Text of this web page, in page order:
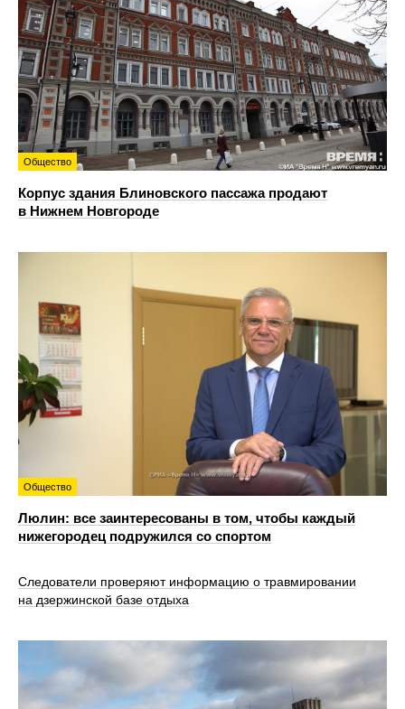
Общество
Корпус здания Блиновского пассажа продают
в Нижнем Новгороде
Общество
Люлин: все заинтересованы в том, чтобы каждый
нижегородец подружился со спортом
Следователи проверяют информацию о травмировании
на дзержинской базе отдыха